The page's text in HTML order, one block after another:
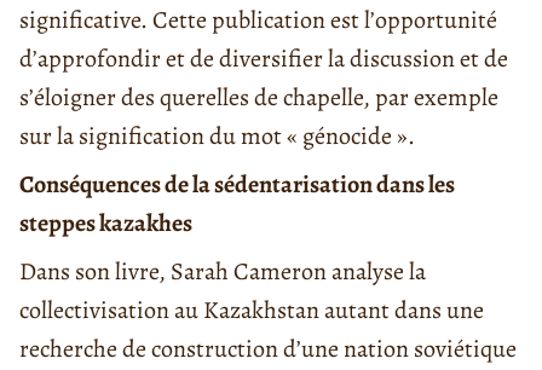
significative. Cette publication est l’opportunité
d’approfondir et de diversifier la discussion et de
s’éloigner des querelles de chapelle, par exemple
sur la signification du mot « génocide ».
Conséquences de la sédentarisation dans les
steppes kazakhes
Dans son livre, Sarah Cameron analyse la
collectivisation au Kazakhstan autant dans une
recherche de construction d’une nation soviétique